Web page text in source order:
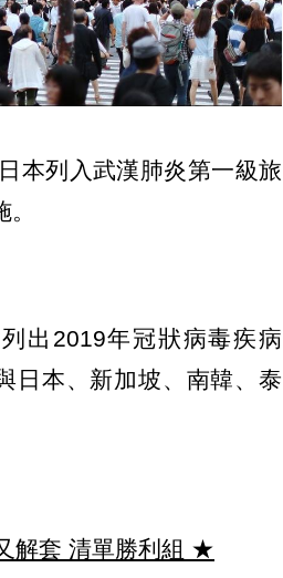
本列入武漢肺炎第一級旅
出2019年冠狀病毒疾病
日本、新加坡、南韓、泰
解套 清單勝利組 ★